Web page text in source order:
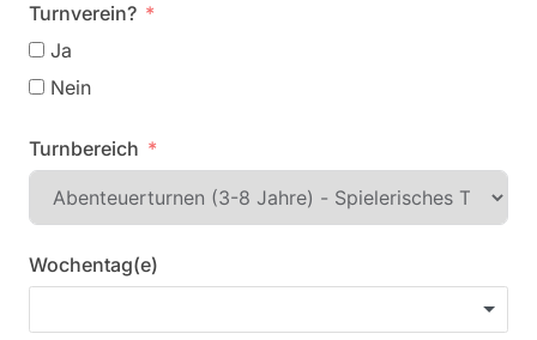
Turnverein?
Ja
Nein
Turnbereich
Wochentag(e)